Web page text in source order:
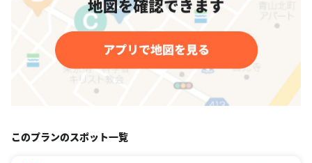
このプランのスポット一覧